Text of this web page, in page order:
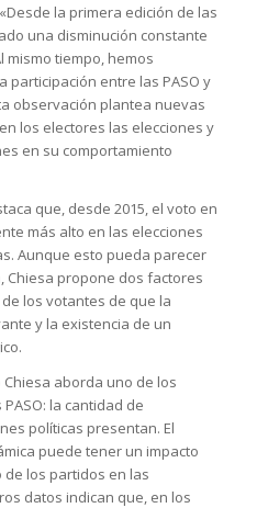
la primera edición de las
una disminución constante
mismo tiempo, hemos
participación entre las PASO y
observación plantea nuevas
los electores las elecciones y
en su comportamiento
que, desde 2015, el voto en
más alto en las elecciones
Aunque esto pueda parecer
Chiesa propone dos factores
los votantes de que la
y la existencia de un
aborda uno de los
la cantidad de
políticas presentan. El
puede tener un impacto
los partidos en las
datos indican que, en los